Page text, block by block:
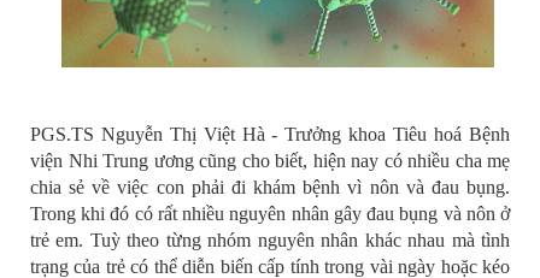
PGS.TS Nguyễn Thị Việt Hà - Trưởng khoa Tiêu hoá Bệnh
viện Nhi Trung ương cũng cho biết, hiện nay có nhiều cha mẹ
chia sẻ về việc con phải đi khám bệnh vì nôn và đau bụng.
Trong khi đó có rất nhiều nguyên nhân gây đau bụng và nôn ở
trẻ em. Tuỳ theo từng nhóm nguyên nhân khác nhau mà tình
trạng của trẻ có thể diễn biến cấp tính trong vài ngày hoặc kéo